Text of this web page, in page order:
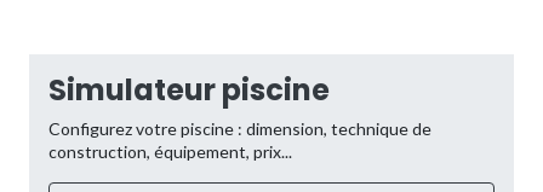
Simulateur piscine
Configurez votre piscine : dimension, technique de
construction, équipement, prix...